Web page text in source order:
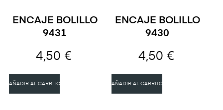
ENCAJE BOLILLO
9431
4,50 €
AÑADIR AL CARRITO
ENCAJE BOLILLO
9430
4,50 €
AÑADIR AL CARRITO